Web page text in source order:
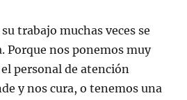
trabajo muchas veces se
Porque nos ponemos muy
personal de atención
y nos cura, o tenemos una